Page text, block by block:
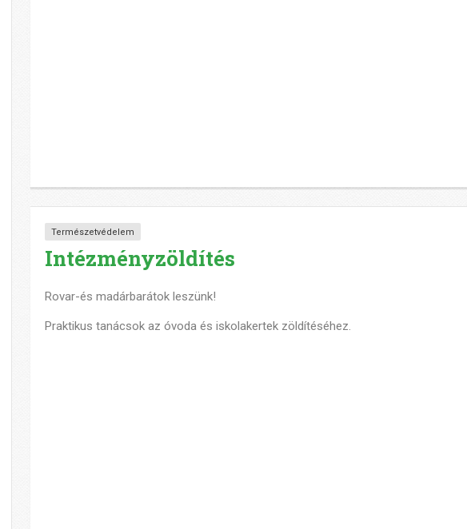
Természetvédelem
Intézményzöldítés
Rovar-és madárbarátok leszünk!
Praktikus tanácsok az óvoda és iskolakertek zöldítéséhez.